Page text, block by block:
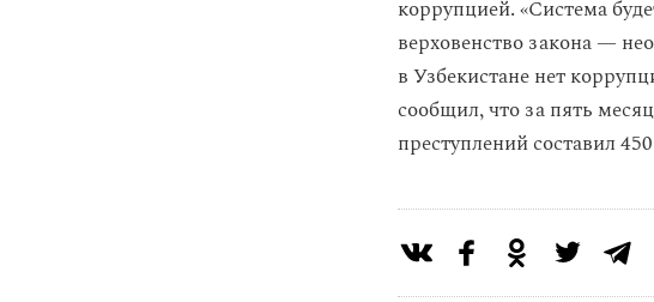
коррупцией. «Система
верховенство закона —
в Узбекистане нет
сообщил, что за пять
преступлений составил